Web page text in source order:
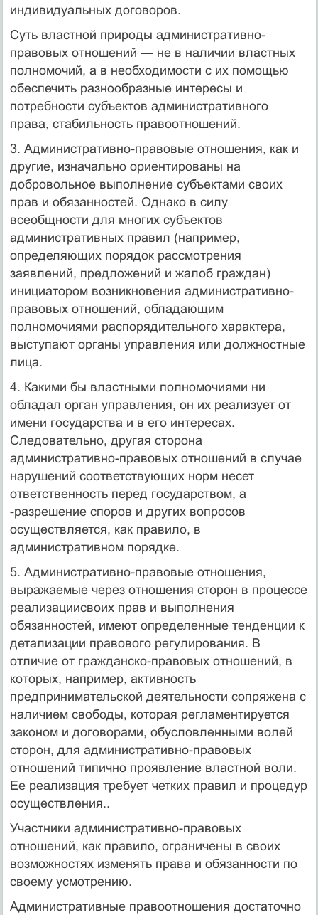
индивидуальных договоров.
Суть властной природы административно-
правовых отношений — не в наличии властных
полномочий, а в необходимости с их помощью
обеспечить разнообразные интересы и
потребности субъектов административного
права, стабильность правоотношений.
3. Административно-правовые отношения, как и
другие, изначально ориентированы на
добровольное выполнение субъектами своих
прав и обязанностей. Однако в силу
всеобщности для многих субъектов
административных правил (например,
определяющих порядок рассмотрения
заявлений, предложений и жалоб граждан)
инициатором возникновения административно-
правовых отношений, обладающим
полномочиями распорядительного характера,
выступают органы управления или должностные
лица.
4. Какими бы властными полномочиями ни
обладал орган управления, он их реализует от
имени государства и в его интересах.
Следовательно, другая сторона
административно-правовых отношений в случае
нарушений соответствующих норм несет
ответственность перед государством, а
-разрешение споров и других вопросов
осуществляется, как правило, в
административном порядке.
5. Административно-правовые отношения,
выражаемые через отношения сторон в процессе
реализациисвоих прав и выполнения
обязанностей, имеют определенные тенденции к
детализации правового регулирования. В
отличие от гражданско-правовых отношений, в
которых, например, активность
предпринимательской деятельности сопряжена с
наличием свободы, которая регламентируется
законом и договорами, обусловленными волей
сторон, для административно-правовых
отношений типично проявление властной воли.
Ее реализация требует четких правил и процедур
осуществления..
Участники административно-правовых
отношений, как правило, ограничены в своих
возможностях изменять права и обязанности по
своему усмотрению.
Административные правоотношения достаточно